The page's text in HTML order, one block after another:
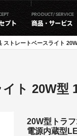
ストレートベースライト
ト 20W型
20W型トラ
電源内蔵型